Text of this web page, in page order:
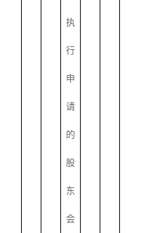
执
行
申
请
的
股
东
会